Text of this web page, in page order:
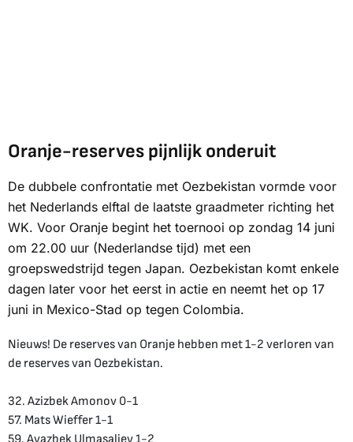
Oranje-reserves pijnlijk onderuit
De dubbele confrontatie met Oezbekistan vormde voor
het Nederlands elftal de laatste graadmeter richting het
WK. Voor Oranje begint het toernooi op zondag 14 juni
om 22.00 uur (Nederlandse tijd) met een
groepswedstrijd tegen Japan. Oezbekistan komt enkele
dagen later voor het eerst in actie en neemt het op 17
juni in Mexico-Stad op tegen Colombia.
Nieuws! De reserves van Oranje hebben met 1-2 verloren van
de reserves van Oezbekistan.
32. Azizbek Amonov 0-1
57. Mats Wieffer 1-1